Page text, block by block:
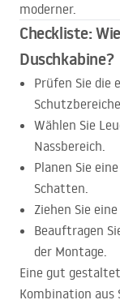
moderner.
Checkliste:
Duschkabine?
Prüfen Sie die
Wählen Sie
Nassbereich.
Planen Sie
Schatten.
Ziehen Sie
Beauftragen
der Montage.
Eine gut
Kombination